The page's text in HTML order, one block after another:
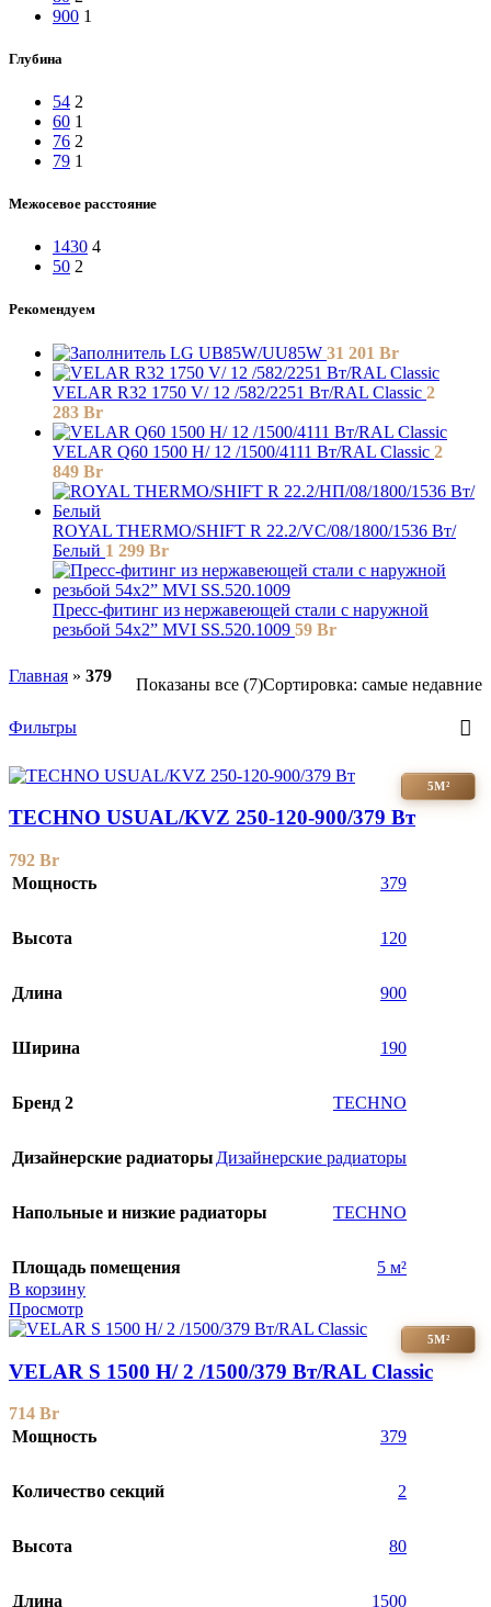
900 1
Глубина
54 2
60 1
76 2
79 1
Межосевое расстояние
1430 4
50 2
Рекомендуем
LG UB85W/UU85W 31 201 Br
VELAR R32 1750 V/ 12 /582/2251 Вт/RAL Classic 2
283 Br
VELAR Q60 1500 H/ 12 /1500/4111 Вт/RAL Classic 2
849 Br
ROYAL THERMO/SHIFT R 22.2/VC/08/1800/1536 Вт/
Белый 1 299 Br
Пресс-фитинг из нержавеющей стали с наружной
резьбой 54x2” MVI SS.520.1009 59 Br
Главная » 379 Показаны все (7)Сортировка: самые недавние
Фильтры
5М²
TECHNO USUAL/KVZ 250-120-900/379 Вт
792 Br
Мощность
379
Высота 120
Длина 900
Ширина 190
Бренд 2 TECHNO
Дизайнерские радиаторы Дизайнерские радиаторы
Напольные и низкие радиаторы TECHNO
Площадь помещения
5 м²
В корзину
Просмотр
5М²
VELAR S 1500 H/ 2 /1500/379 Вт/RAL Classic
714 Br
Мощность
379
Количество секций 2
Высота 80
Длина 1500